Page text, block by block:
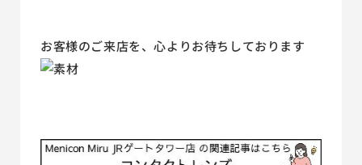
お客様のご来店を、心よりお待ちしております